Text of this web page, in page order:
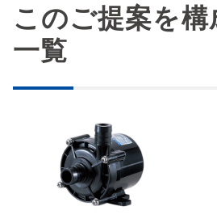
このご提案を
一覧